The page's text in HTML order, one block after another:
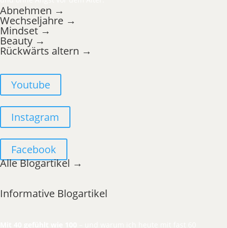
Abnehmen →
Wechseljahre →
Mindset →
Beauty →
Rückwärts altern →
Youtube
Instagram
Facebook
Alle Blogartikel →
Informative Blogartikel